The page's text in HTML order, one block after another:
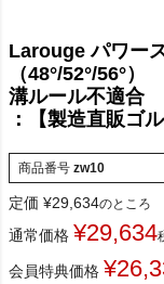
Larouge パワー
（48°/52°/56°）
溝ルール不適合
：【製造直販ゴ
商品番号 zw10
定価 ¥29,634のところ
通常価格 ¥29,634
会員特典価格 ¥